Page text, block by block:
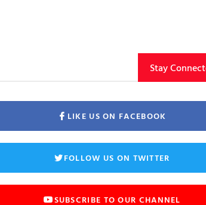
Stay
LIKE US ON FACEBOOK
FOLLOW US ON TWITTER
SUBSCRIBE TO OUR CHANNEL